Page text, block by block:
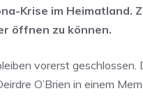
Krise im
öffnen zu können.
vorerst
O’Brien in einem